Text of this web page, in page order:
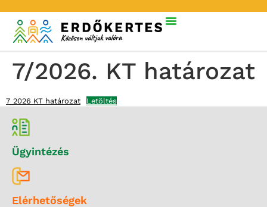
7/2026. KT határozat
7_2026 KT határozat Letöltés
Ügyintézés
Elérhetőségek